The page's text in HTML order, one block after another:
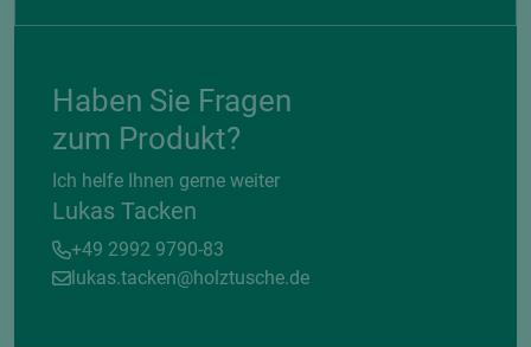
Haben Sie Fragen
zum Produkt?
Ich helfe Ihnen gerne weiter
Lukas Tacken
+49 2992 9790-83
lukas.tacken@holztusche.de